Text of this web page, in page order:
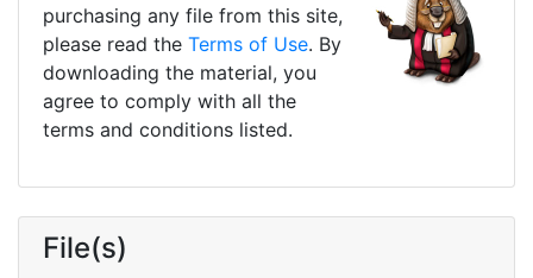
purchasing any file from this site,
please read the Terms of Use. By
downloading the material, you
agree to comply with all the
terms and conditions listed.
File(s)